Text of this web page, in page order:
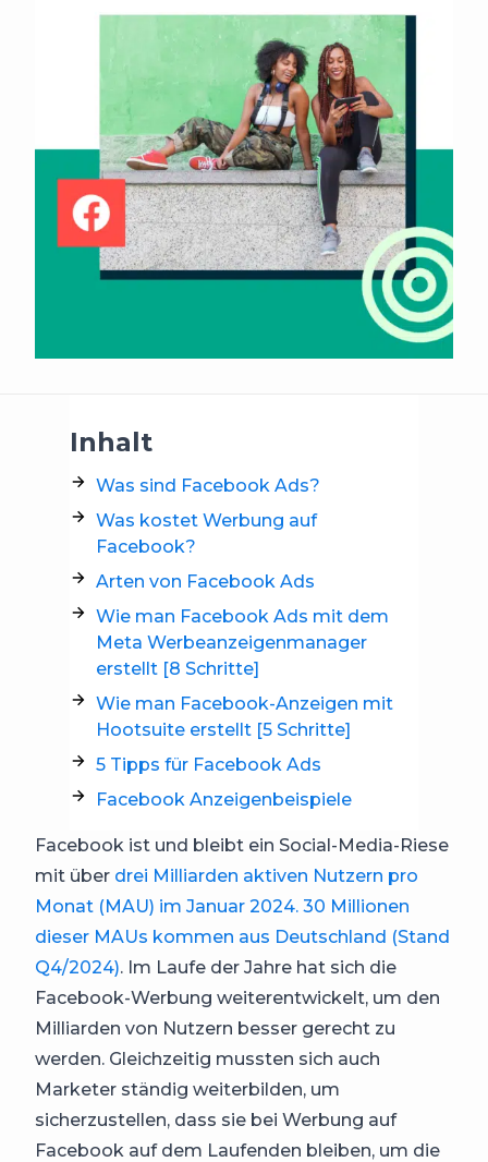
Inhalt
Was sind Facebook Ads?
Was kostet Werbung auf
Facebook?
Arten von Facebook Ads
Wie man Facebook Ads mit dem
Meta Werbeanzeigenmanager
erstellt [8 Schritte]
Wie man Facebook-Anzeigen mit
Hootsuite erstellt [5 Schritte]
5 Tipps für Facebook Ads
Facebook Anzeigenbeispiele
Facebook ist und bleibt ein Social-Media-Riese
mit über drei Milliarden aktiven Nutzern pro
Monat (MAU) im Januar 2024. 30 Millionen
dieser MAUs kommen aus Deutschland (Stand
Q4/2024). Im Laufe der Jahre hat sich die
Facebook-Werbung weiterentwickelt, um den
Milliarden von Nutzern besser gerecht zu
werden. Gleichzeitig mussten sich auch
Marketer ständig weiterbilden, um
sicherzustellen, dass sie bei Werbung auf
Facebook auf dem Laufenden bleiben, um die